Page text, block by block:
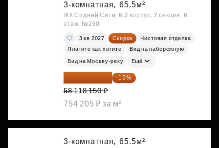
3-комнатная, 65.5м²
ЖК Сидней Сити, 6.2 корпус, 2 секция, 6
этаж, №260
3 кв 2027 Скидка
Чистовая отделка
Платите как хотите
Вид на набережную
Вид на Москву-реку Ещё
49 400 428 ₽ -15%
58 118 150 ₽
754 205 ₽ за м²
3-комнатная, 65.5м²